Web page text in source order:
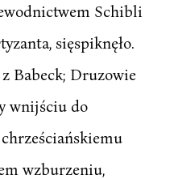
Schibli
sięspiknęło.
Babeck; Druzowie
wnijściu do
wzburzeniu,